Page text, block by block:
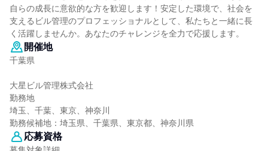
自らの成長に意欲的な方を歓迎します！安定した環境で、社会を
支えるビル管理のプロフェッショナルとして、私たちと一緒に長
く活躍しませんか。あなたのチャレンジを全力で応援します。
開催地
千葉県
大星ビル管理株式会社
勤務地
埼玉、千葉、東京、神奈川
勤務候補地：埼玉県、千葉県、東京都、神奈川県
応募資格